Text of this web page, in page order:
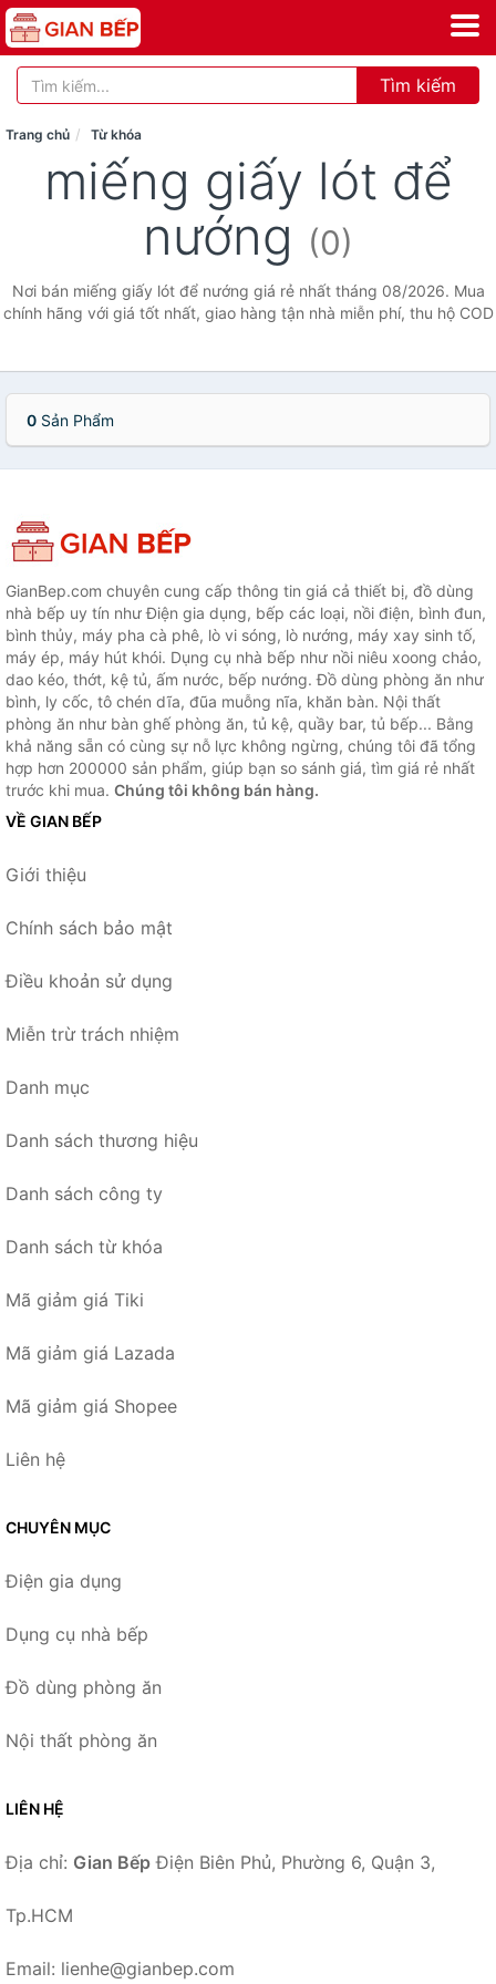
Tìm kiếm
Trang chủ Từ khóa
miếng giấy lót để
nướng (0)
Nơi bán miếng giấy lót để nướng giá rẻ nhất tháng 08/2026. Mua
chính hãng với giá tốt nhất, giao hàng tận nhà miễn phí, thu hộ COD
0 Sản Phẩm
GianBep.com chuyên cung cấp thông tin giá cả thiết bị, đồ dùng
nhà bếp uy tín như Điện gia dụng, bếp các loại, nồi điện, bình đun,
bình thủy, máy pha cà phê, lò vi sóng, lò nướng, máy xay sinh tố,
máy ép, máy hút khói. Dụng cụ nhà bếp như nồi niêu xoong chảo,
dao kéo, thớt, kệ tủ, ấm nước, bếp nướng. Đồ dùng phòng ăn như
bình, ly cốc, tô chén dĩa, đũa muỗng nĩa, khăn bàn. Nội thất
phòng ăn như bàn ghế phòng ăn, tủ kệ, quầy bar, tủ bếp... Bằng
khả năng sẵn có cùng sự nỗ lực không ngừng, chúng tôi đã tổng
hợp hơn 200000 sản phẩm, giúp bạn so sánh giá, tìm giá rẻ nhất
trước khi mua. Chúng tôi không bán hàng.
VỀ GIAN BẾP
Giới thiệu
Chính sách bảo mật
Điều khoản sử dụng
Miễn trừ trách nhiệm
Danh mục
Danh sách thương hiệu
Danh sách công ty
Danh sách từ khóa
Mã giảm giá Tiki
Mã giảm giá Lazada
Mã giảm giá Shopee
Liên hệ
CHUYÊN MỤC
Điện gia dụng
Dụng cụ nhà bếp
Đồ dùng phòng ăn
Nội thất phòng ăn
LIÊN HỆ
Địa chỉ: Gian Bếp Điện Biên Phủ, Phường 6, Quận 3,
Tp.HCM
Email: lienhe@gianbep.com